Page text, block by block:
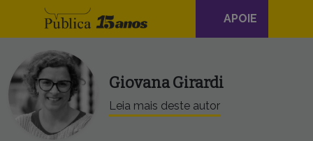
Skip to content
Navegação
principal
APOIE
Giovana Girardi
Leia mais deste autor